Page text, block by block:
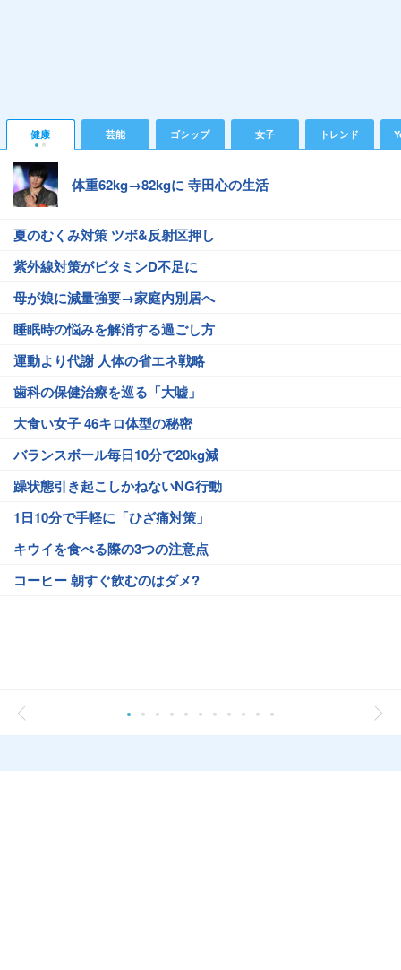
健康 芸能 ゴシップ 女子 トレンド
体重62kg→82kgに 寺田心の生活
夏のむくみ対策 ツボ&反射区押し
紫外線対策がビタミンD不足に
母が娘に減量強要→家庭内別居へ
睡眠時の悩みを解消する過ごし方
運動より代謝 人体の省エネ戦略
歯科の保健治療を巡る「大嘘」
大食い女子 46キロ体型の秘密
バランスボール毎日10分で20kg減
躁状態引き起こしかねないNG行動
1日10分で手軽に「ひざ痛対策」
キウイを食べる際の3つの注意点
コーヒー 朝すぐ飲むのはダメ?